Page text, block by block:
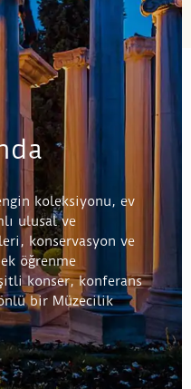
koleksiyonu, ev
ulusal ve
konservasyon ve
öğrenme
konser, konferans
bir Müzecilik